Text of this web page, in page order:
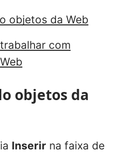
objetos da Web
com
objetos da
Inserir na faixa de